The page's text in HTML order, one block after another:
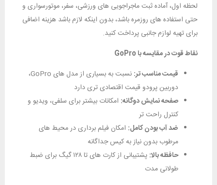
لحظه اول، آماده ثبت ماجراجویی‌ های ورزشی، سفر، موتورسواری و
حتی استفاده‌ های روزمره باشد، بدون اینکه لازم باشد هزینه‌ اضافی
برای تهیه لوازم جانبی پرداخت کنید.
نقاط قوت در مقایسه با GoPro
قیمت مناسب‌ تر:
نسبت به بسیاری از مدل‌ های GoPro،
دوربین پرودو قیمت اقتصادی‌ تری دارد
صفحه نمایش دوگانه: امکانات بیشتر برای سلفی، ویدیو و
کنترل راحت‌ تر
ضد آب بودن کامل: امکان فیلم‌ برداری در محیط‌ های
مرطوب بدون نیاز به کیس جداگانه
حافظه بالا:
پشتیبانی از کارت‌ های تا ۱۲۸ گیگ برای ضبط
طولانی‌ مدت